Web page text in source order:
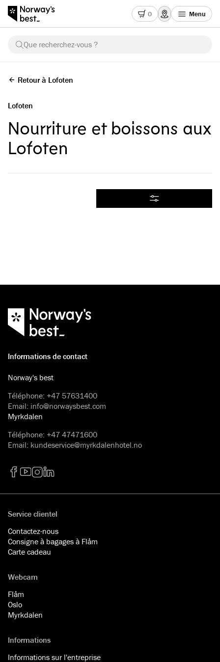
0 Menu
Que recherchez-vous ?
Retour à Lofoten
Lofoten
Nourriture et boissons aux
Lofoten
Filtrer
Informations de contact
Norway's best
Téléphone: +47 57631400
Email: info@norwaysbest.com
Myrkdalen
Téléphone: +47 47471600
Email: kundeservice@myrkdalenhotel.no
Service clientel
Contactez-nous
Consigne à bagages à Flåm
Carte cadeau
Webcam
Flåm
Oslo
Myrkdalen
Informations
Informations sur l'entreprise